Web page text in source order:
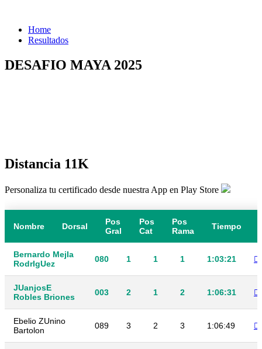
Home
Resultados
DESAFIO MAYA 2025
Distancia 11K
Personaliza tu certificado desde nuestra App en Play Store
Nombre Dorsal
Pos
Gral
Pos
Cat
Pos
Rama
Tiempo
Bernardo MejIa
RodrIgUez
080 1 1 1 1:03:21
JUanjosE
Robles Briones
003 2 1 2 1:06:31
Ebelio ZUnino
Bartolon
089 3 2 3 1:06:49